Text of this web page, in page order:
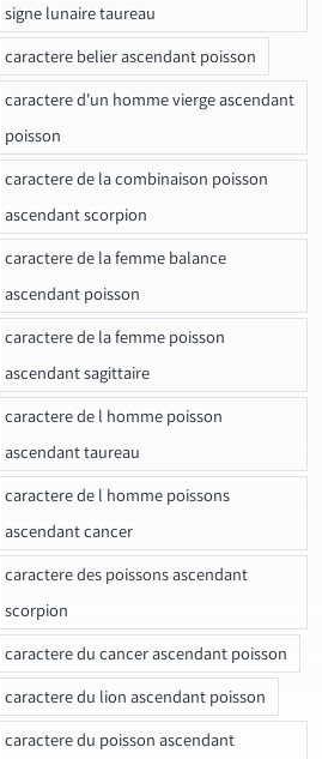
signe lunaire taureau
caractere belier ascendant poisson
caractere d'un homme vierge ascendant
poisson
caractere de la combinaison poisson
ascendant scorpion
caractere de la femme balance
ascendant poisson
caractere de la femme poisson
ascendant sagittaire
caractere de l homme poisson
ascendant taureau
caractere de l homme poissons
ascendant cancer
caractere des poissons ascendant
scorpion
caractere du cancer ascendant poisson
caractere du lion ascendant poisson
caractere du poisson ascendant